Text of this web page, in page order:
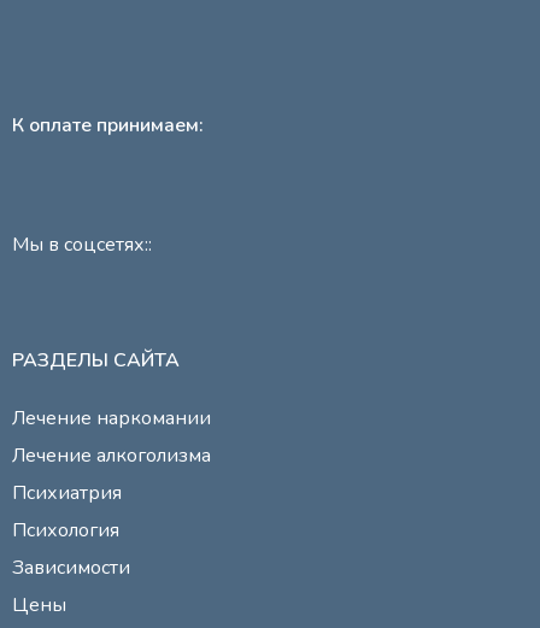
К оплате принимаем:
Мы в соцсетях::
РАЗДЕЛЫ САЙТА
Лечение наркомании
Лечение алкоголизма
Психиатрия
Психология
Зависимости
Цены